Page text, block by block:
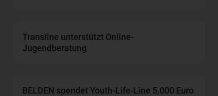
Transline unterstützt Online-
Jugendberatung
BELDEN spendet Youth-Life-Line 5.000 Euro